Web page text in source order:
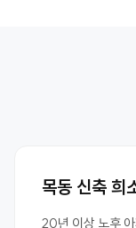
목동 신축 희
20년 이상 노후